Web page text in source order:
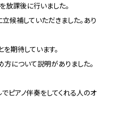
放課後に行いました。
候補していただきました。あり
期待しています。
について説明がありました。
ピアノ伴奏をしてくれる人のオ